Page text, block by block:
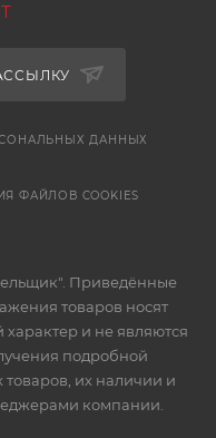
ДАННЫХ
ФАЙЛОВ COOKIES
Приведённые
товаров носят
и не являются
подробной
их наличии и
компании.